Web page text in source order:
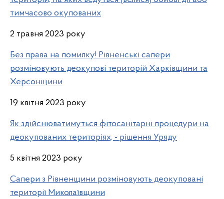
тимчасово окупованих
2 травня 2023 року
Без права на помилку! Рівненські сапери
розміновують деокупові територій Харківщини та
Херсонщини
19 квітня 2023 року
Як здійснюватимуться фітосанітарні процедури на
деокупованих територіях, - рішення Уряду
5 квітня 2023 року
Сапери з Рівненщини розміновують деокуповані
території Миколаївщини